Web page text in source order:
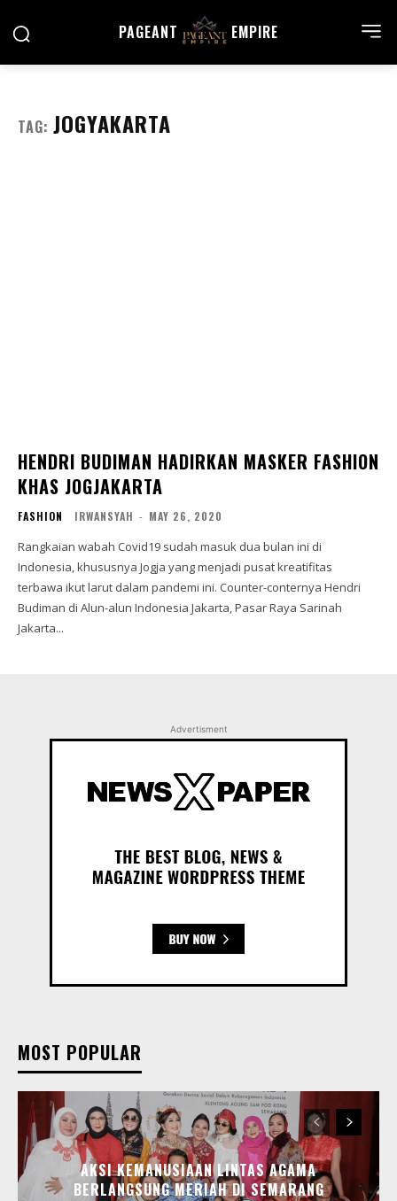
PAGEANT EMPIRE
TAG: JOGYAKARTA
HENDRI BUDIMAN HADIRKAN MASKER FASHION
KHAS JOGJAKARTA
FASHION IRWANSYAH - MAY 26, 2020
Rangkaian wabah Covid19 sudah masuk dua bulan ini di
Indonesia, khususnya Jogja yang menjadi pusat kreatifitas
terbawa ikut larut dalam pandemi ini. Counter-conternya Hendri
Budiman di Alun-alun Indonesia Jakarta, Pasar Raya Sarinah
Jakarta...
Advertisment
MOST POPULAR
AKSI KEMANUSIAAN LINTAS AGAMA
BERLANGSUNG MERIAH DI SEMARANG